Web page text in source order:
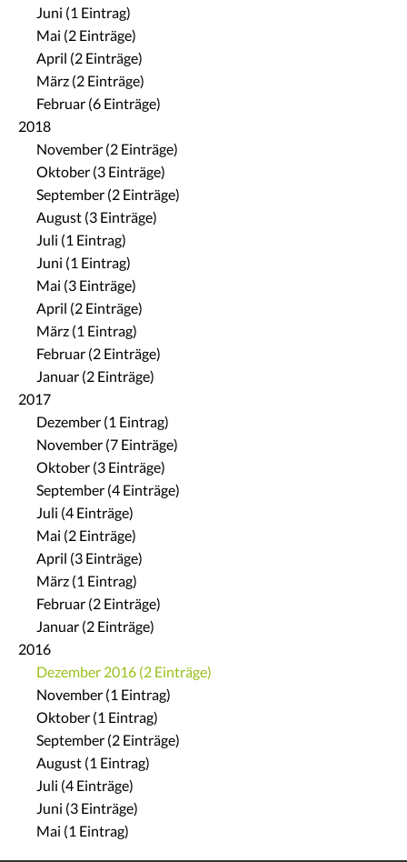
Juni (1 Eintrag)
Mai (2 Einträge)
April (2 Einträge)
März (2 Einträge)
Februar (6 Einträge)
2018
November (2 Einträge)
Oktober (3 Einträge)
September (2 Einträge)
August (3 Einträge)
Juli (1 Eintrag)
Juni (1 Eintrag)
Mai (3 Einträge)
April (2 Einträge)
März (1 Eintrag)
Februar (2 Einträge)
Januar (2 Einträge)
2017
Dezember (1 Eintrag)
November (7 Einträge)
Oktober (3 Einträge)
September (4 Einträge)
Juli (4 Einträge)
Mai (2 Einträge)
April (3 Einträge)
März (1 Eintrag)
Februar (2 Einträge)
Januar (2 Einträge)
2016
Dezember 2016 (2 Einträge)
November (1 Eintrag)
Oktober (1 Eintrag)
September (2 Einträge)
August (1 Eintrag)
Juli (4 Einträge)
Juni (3 Einträge)
Mai (1 Eintrag)